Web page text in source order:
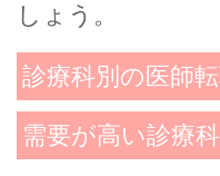
しょう。
診療科別の医師
需要が高い診療